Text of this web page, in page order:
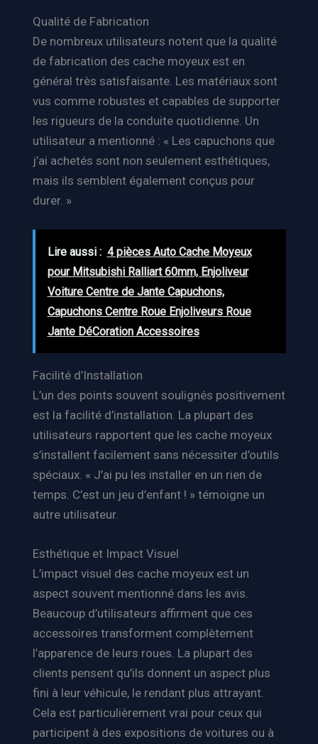
Qualité de Fabrication
De nombreux utilisateurs notent que la qualité
de fabrication des cache moyeux est en
général très satisfaisante. Les matériaux sont
vus comme robustes et capables de supporter
les rigueurs de la conduite quotidienne. Un
utilisateur a mentionné : « Les capuchons que
j’ai achetés sont non seulement esthétiques,
mais ils semblent également conçus pour
durer. »
Lire aussi : 4 pièces Auto Cache Moyeux
pour Mitsubishi Ralliart 60mm, Enjoliveur
Voiture Centre de Jante Capuchons,
Capuchons Centre Roue Enjoliveurs Roue
Jante DéCoration Accessoires
Facilité d’Installation
L’un des points souvent soulignés positivement
est la facilité d’installation. La plupart des
utilisateurs rapportent que les cache moyeux
s’installent facilement sans nécessiter d’outils
spéciaux. « J’ai pu les installer en un rien de
temps. C’est un jeu d’enfant ! » témoigne un
autre utilisateur.
Esthétique et Impact Visuel
L’impact visuel des cache moyeux est un
aspect souvent mentionné dans les avis.
Beaucoup d’utilisateurs affirment que ces
accessoires transforment complètement
l’apparence de leurs roues. La plupart des
clients pensent qu’ils donnent un aspect plus
fini à leur véhicule, le rendant plus attrayant.
Cela est particulièrement vrai pour ceux qui
participent à des expositions de voitures ou à